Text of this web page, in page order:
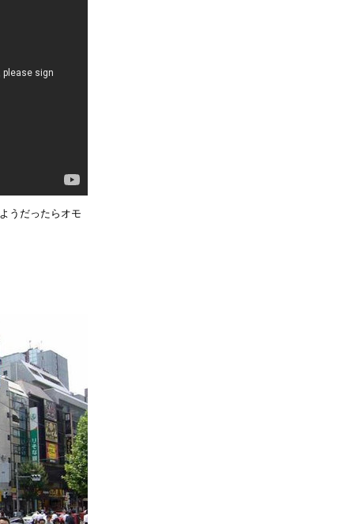
うだったらオモ